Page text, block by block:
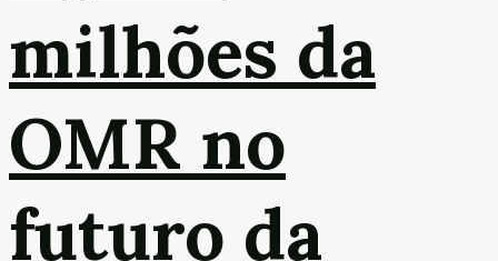
milhões da
OMR no
futuro da